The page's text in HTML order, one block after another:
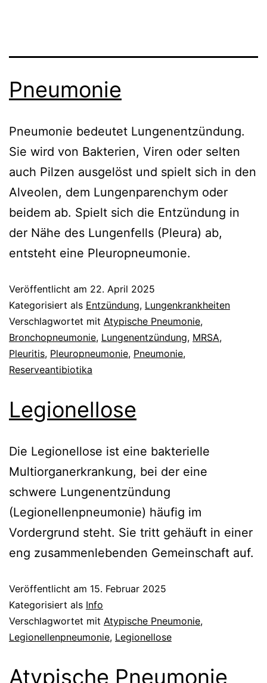
Pneumonie
Pneumonie bedeutet Lungenentzündung.
Sie wird von Bakterien, Viren oder selten
auch Pilzen ausgelöst und spielt sich in den
Alveolen, dem Lungenparenchym oder
beidem ab. Spielt sich die Entzündung in
der Nähe des Lungenfells (Pleura) ab,
entsteht eine Pleuropneumonie.
Veröffentlicht am 22. April 2025
Kategorisiert als Entzündung, Lungenkrankheiten
Verschlagwortet mit Atypische Pneumonie,
Bronchopneumonie, Lungenentzündung, MRSA,
Pleuritis, Pleuropneumonie, Pneumonie,
Reserveantibiotika
Legionellose
Die Legionellose ist eine bakterielle
Multiorganerkrankung, bei der eine
schwere Lungenentzündung
(Legionellenpneumonie) häufig im
Vordergrund steht. Sie tritt gehäuft in einer
eng zusammenlebenden Gemeinschaft auf.
Veröffentlicht am 15. Februar 2025
Kategorisiert als Info
Verschlagwortet mit Atypische Pneumonie,
Legionellenpneumonie, Legionellose
Atypische Pneumonie